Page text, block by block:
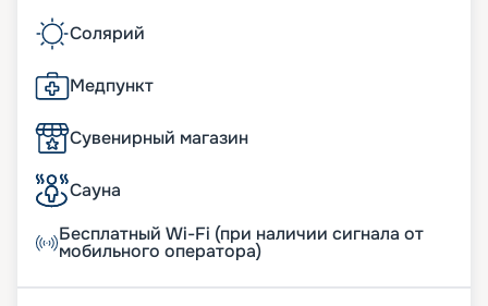
Солярий
Медпункт
Сувенирный магазин
Сауна
Бесплатный Wi-Fi (при наличии сигнала от
мобильного оператора)